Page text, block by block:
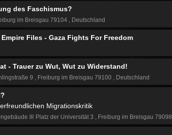
des Faschismus?
im Breisgau 79104 Deutschland
Files - Gaza Fights For Freedom
- Trauer zu Wut, Wut zu Widerstand!
9 Freiburg im Breisgau 79100 Deutschland
Migrationskritik
III Platz der Universität 3 Freiburg im Breisgau 79098